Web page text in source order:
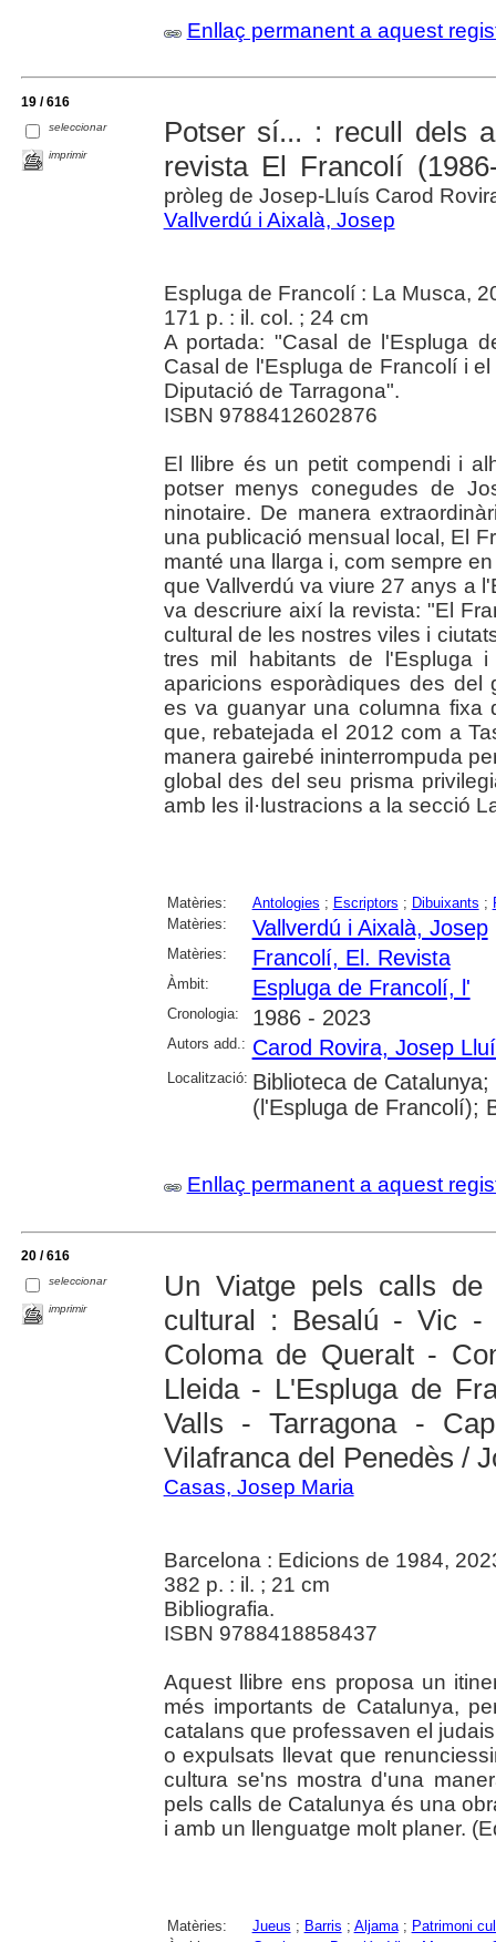
Enllaç permanent a aquest
19 / 616
seleccionar
imprimir
Potser sí... : recull dels
revista El Francolí
pròleg de Josep-Lluís Carod
Vallverdú i Aixalà, Josep
Espluga de Francolí : La Musca,
171 p. : il. col. ; 24 cm
A portada: "Casal de l'Espluga
Casal de l'Espluga de Francolí i
Diputació de Tarragona".
ISBN 9788412602876
El llibre és un petit compendi i
potser menys conegudes de
ninotaire. De manera
una publicació mensual local, El
manté una llarga i, com sempre
que Vallverdú va viure 27 anys a
va descriure així la revista: "El
cultural de les nostres viles i
tres mil habitants de l'Espluga
aparicions esporàdiques des del
es va guanyar una columna fixa
que, rebatejada el 2012 com a
manera gairebé ininterrompuda
global des del seu prisma
amb les il·lustracions a la secció
Matèries: Antologies ; Escriptors ; Dibuixants ;
Matèries:
Vallverdú i Aixalà, Josep
Matèries: Francolí, El. Revista
Àmbit: Espluga de Francolí, l'
Cronologia: 1986 - 2023
Autors add.: Carod Rovira, Josep
Localització: Biblioteca de
(l'Espluga de Francolí);
Enllaç permanent a aquest
20 / 616
seleccionar
imprimir
Un Viatge pels calls
cultural : Besalú - Vic -
Coloma de Queralt -
Lleida - L'Espluga de
Valls - Tarragona -
Vilafranca del Penedès /
Casas, Josep Maria
Barcelona : Edicions de 1984,
382 p. : il. ; 21 cm
Bibliografia.
ISBN 9788418858437
Aquest llibre ens proposa un
més importants de Catalunya,
catalans que professaven el
o expulsats llevat que
cultura se'ns mostra d'una
pels calls de Catalunya és una
i amb un llenguatge molt planer.
Matèries: Jueus ; Barris ; Aljama; Patrimoni